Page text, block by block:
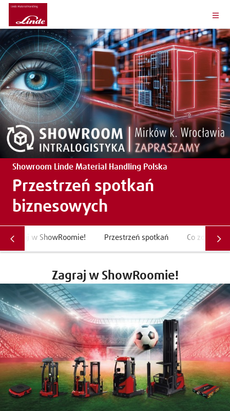
Showroom Linde Material Handling Polska
Przestrzeń spotkań
biznesowych
Zagraj w ShowRoomie! Przestrzeń spotkań Co
Zagraj w ShowRoomie!